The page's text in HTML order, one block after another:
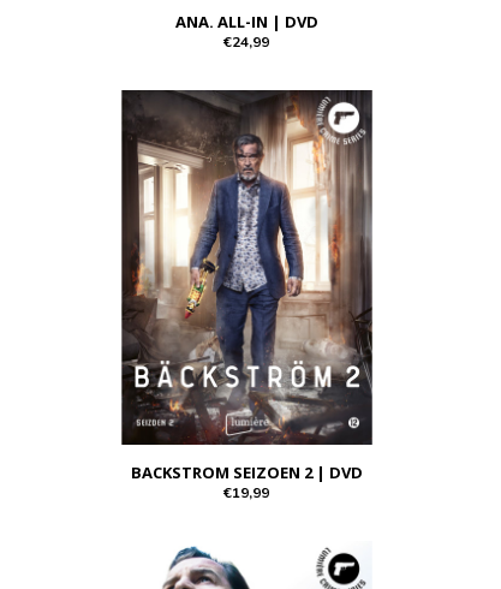
ANA. ALL-IN | DVD
€24,99
BACKSTROM SEIZOEN 2 | DVD
€19,99